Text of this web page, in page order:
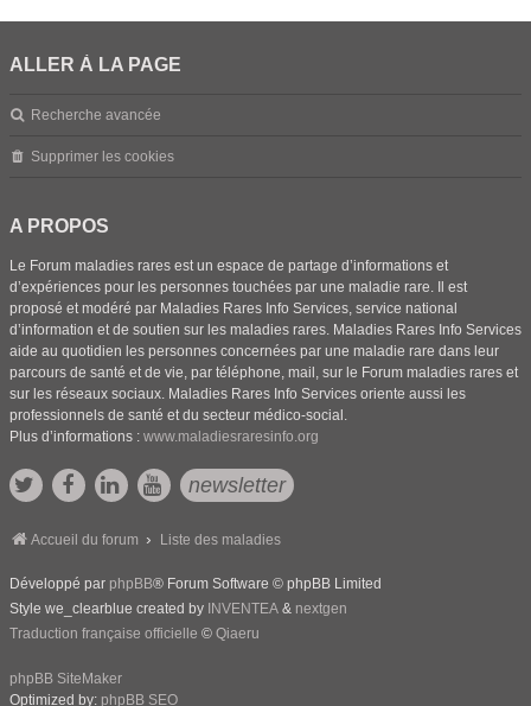
ALLER À LA PAGE
Recherche avancée
Supprimer les cookies
A PROPOS
Le Forum maladies rares est un espace de partage d’informations et
d’expériences pour les personnes touchées par une maladie rare. Il est
proposé et modéré par Maladies Rares Info Services, service national
d’information et de soutien sur les maladies rares. Maladies Rares Info Services
aide au quotidien les personnes concernées par une maladie rare dans leur
parcours de santé et de vie, par téléphone, mail, sur le Forum maladies rares et
sur les réseaux sociaux. Maladies Rares Info Services oriente aussi les
professionnels de santé et du secteur médico-social.
Plus d’informations : www.maladiesraresinfo.org
newsletter
Accueil du forum Liste des maladies
Développé par phpBB® Forum Software © phpBB Limited
Style we_clearblue created by INVENTEA & nextgen
Traduction française officielle © Qiaeru
phpBB SiteMaker
Optimized by: phpBB SEO